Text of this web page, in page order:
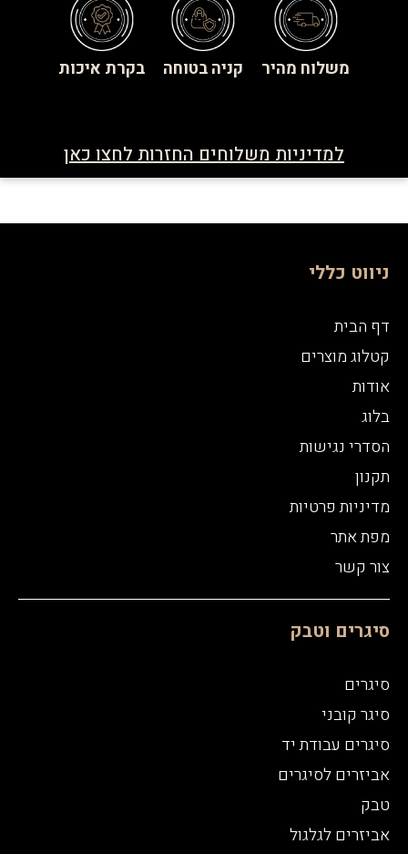
משלוח מהיר קניה בטוחה בקרת איכות
למדיניות משלוחים החזרות לחצו כאן
ניווט כללי
דף הבית
קטלוג מוצרים
אודות
בלוג
הסדרי נגישות
תקנון
מדיניות פרטיות
מפת אתר
צור קשר
סיגרים וטבק
סיגרים
סיגר קובני
סיגרים עבודת יד
אביזרים לסיגרים
טבק
אביזרים לגלגול